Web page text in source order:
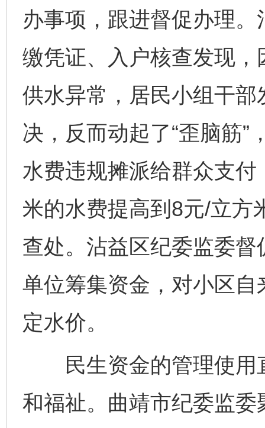
办事项，跟进督促办理
缴凭证、入户核查发现
供水异常，居民小组干
决，反而动起了“歪脑筋”
水费违规摊派给群众支
米的水费提高到8元/立方
查处。沾益区纪委监委
单位筹集资金，对小区
定水价。
民生资金的管理使用
和福祉。曲靖市纪委监
完善运行机制助力责任有效落实